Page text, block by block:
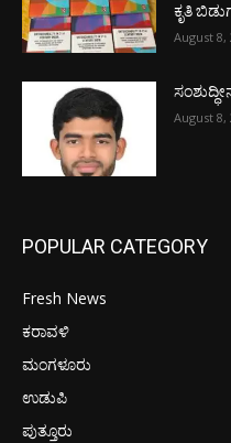
ಕೃತಿ
August 8,
August 8,
POPULAR CATEGORY
Fresh News
ಕರಾವಳಿ
ಮಂಗಳೂರು
ಉಡುಪಿ
ಪುತ್ತೂರು